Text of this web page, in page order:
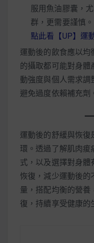
服用魚油膠囊，
群，更需要謹慎。
點此看【UP】運
運動後的飲食應以均
的攝取都可能對身體
動強度與個人需求調
避免過度依賴補充劑
運動後的舒緩與恢復
環。透過了解肌肉痠
式，以及選擇對身體
恢復，減少運動後的
量，搭配均衡的營養
復，持續享受健康的